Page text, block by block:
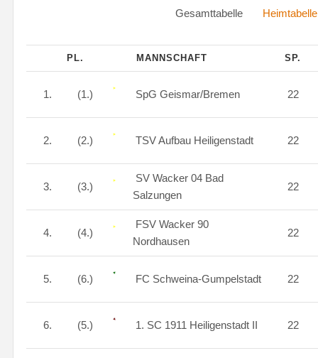
Gesamttabelle Heimtabelle
PL. MANNSCHAFT SP.
1. (1.) SpG Geismar/Bremen 22
2. (2.) TSV Aufbau Heiligenstadt 22
3. (3.)
SV Wacker 04 Bad
Salzungen
22
4. (4.)
FSV Wacker 90
Nordhausen
22
5. (6.) FC Schweina-Gumpelstadt 22
6. (5.) 1. SC 1911 Heiligenstadt II 22